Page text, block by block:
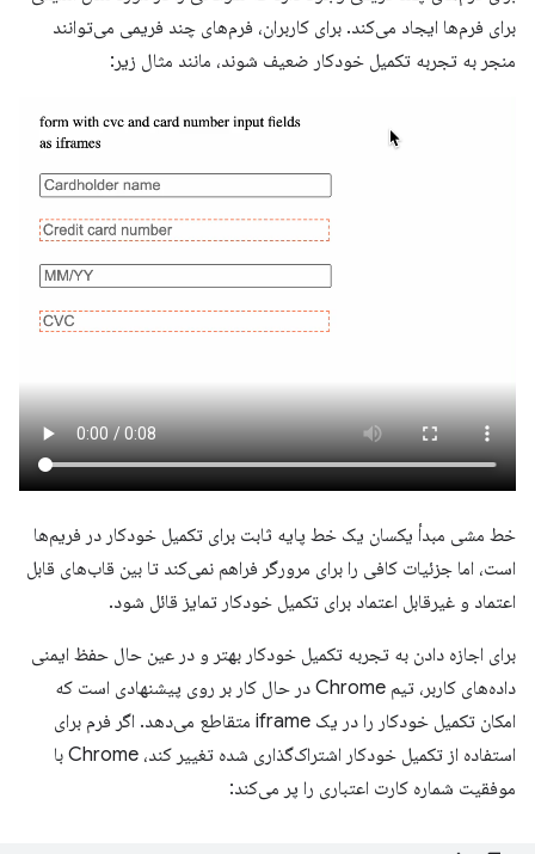
برای فرم‌ها ایجاد می‌کند. برای کاربران، فرم‌های چند فریمی می‌توانند
منجر به تجربه تکمیل خودکار ضعیف شوند، مانند مثال زیر:
خط مشی مبدأ یکسان یک خط پایه ثابت برای تکمیل خودکار در فریم‌ها
است، اما جزئیات کافی را برای مرورگر فراهم نمی‌کند تا بین قاب‌های قابل
اعتماد و غیرقابل اعتماد برای تکمیل خودکار تمایز قائل شود.
برای اجازه دادن به تجربه تکمیل خودکار بهتر و در عین حال حفظ ایمنی
داده‌های کاربر، تیم Chrome در حال کار بر روی پیشنهادی است که
امکان تکمیل خودکار را در یک iframe متقاطع می‌دهد. اگر فرم برای
استفاده از تکمیل خودکار اشتراک‌گذاری شده تغییر کند، Chrome با
موفقیت شماره کارت اعتباری را پر می‌کند: